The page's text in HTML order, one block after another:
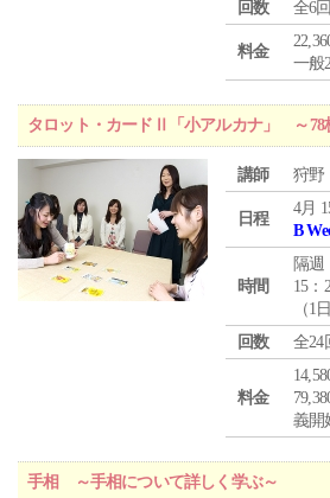
回数 全6回
料金
一般
タロット・カードⅡ「小アルカナ」 ～78
講師 狩
日程
4月
B
時間
隔週
15：
（1
回数
全24
料金
義開
手相 ～手相について詳しく学ぶ～